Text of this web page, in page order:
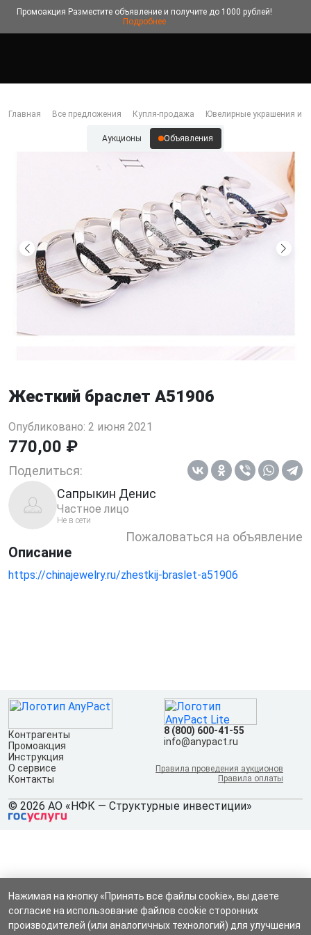
Промоакция Разместите объявление и получите до 1000 рублей!
Подробнее
Главная Все предложения Купля-продажа Ювелирные украшения и
Аукционы Объявления
Жесткий браслет A51906
Опубликовано: 2 июня 2021
770,00 ₽
Поделиться:
Сапрыкин Денис
Частное лицо
Не в сети
Пожаловаться на объявление
Описание
https://chinajewelry.ru/zhestkij-braslet-a51906
Контрагенты
Промоакция
Инструкция
О сервисе
Контакты
8 (800) 600-41-55
info@anypact.ru
Правила проведения аукционов
Правила оплаты
© 2026 АО «НФК — Структурные инвестиции»
Нажимая на кнопку «Принять все файлы cookie», вы даете
согласие на использование файлов cookie сторонних
производителей (или аналогичных технологий) для улучшения